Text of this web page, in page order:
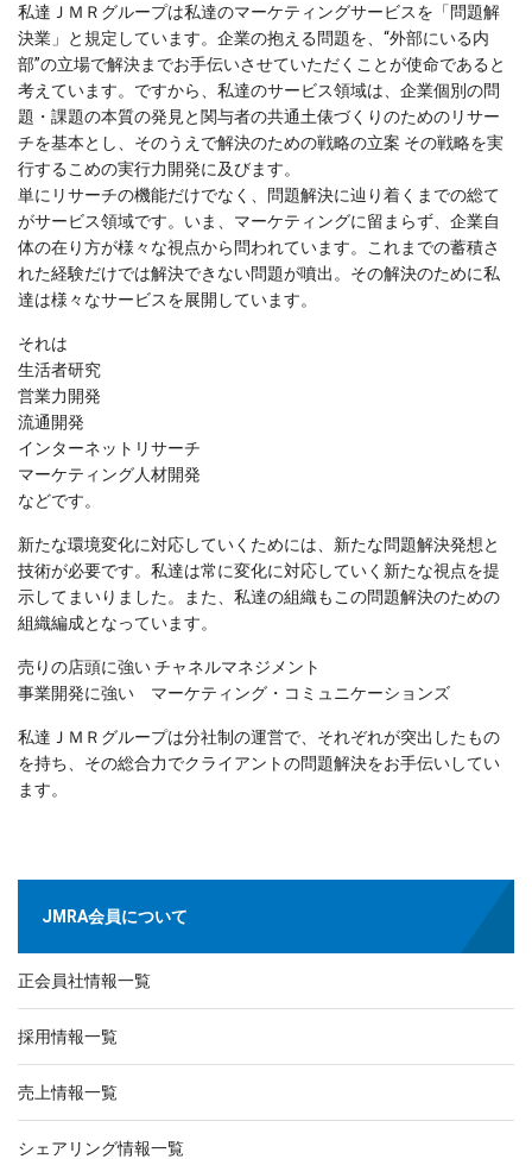
私達ＪＭＲグループは私達のマーケティングサービスを「問題解
決業」と規定しています。企業の抱える問題を、“外部にいる内
部”の立場で解決までお手伝いさせていただくことが使命であると
考えています。ですから、私達のサービス領域は、企業個別の問
題・課題の本質の発見と関与者の共通土俵づくりのためのリサー
チを基本とし、そのうえで解決のための戦略の立案 その戦略を実
行するこめの実行力開発に及びます。
単にリサーチの機能だけでなく、問題解決に辿り着くまでの総て
がサービス領域です。いま、マーケティングに留まらず、企業自
体の在り方が様々な視点から問われています。これまでの蓄積さ
れた経験だけでは解決できない問題が噴出。その解決のために私
達は様々なサービスを展開しています。
それは
生活者研究
営業力開発
流通開発
インターネットリサーチ
マーケティング人材開発
などです。
新たな環境変化に対応していくためには、新たな問題解決発想と
技術が必要です。私達は常に変化に対応していく新たな視点を提
示してまいりました。また、私達の組織もこの問題解決のための
組織編成となっています。
売りの店頭に強い チャネルマネジメント
事業開発に強い マーケティング・コミュニケーションズ
私達ＪＭＲグループは分社制の運営で、それぞれが突出したもの
を持ち、その総合力でクライアントの問題解決をお手伝いしてい
ます。
JMRA会員について
正会員社情報一覧
採用情報一覧
売上情報一覧
シェアリング情報一覧